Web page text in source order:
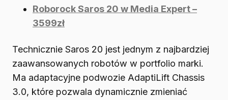
Roborock Saros 20 w Media Expert –
3599zł
Technicznie Saros 20 jest jednym z najbardziej
zaawansowanych robotów w portfolio marki.
Ma adaptacyjne podwozie AdaptiLift Chassis
3.0, które pozwala dynamicznie zmieniać